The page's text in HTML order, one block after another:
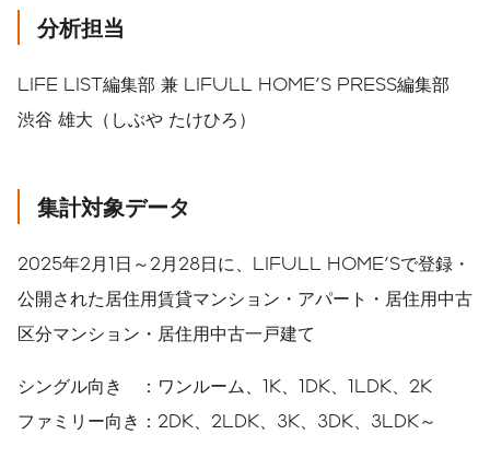
分析担当
LIFE LIST編集部 兼 LIFULL HOME'S PRESS編集部
渋谷 雄大（しぶや たけひろ）
集計対象データ
2025年2月1日～2月28日に、LIFULL HOME'Sで登録・
公開された居住用賃貸マンション・アパート・居住用中古
区分マンション・居住用中古一戸建て
シングル向き ：ワンルーム、1K、1DK、1LDK、2K
ファミリー向き：2DK、2LDK、3K、3DK、3LDK～